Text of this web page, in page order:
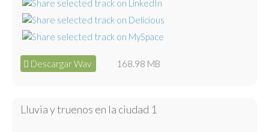
Descargar Wav 168.98 MB
Lluvia y truenos en la ciudad 1